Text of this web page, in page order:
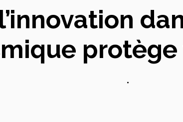
protège
•